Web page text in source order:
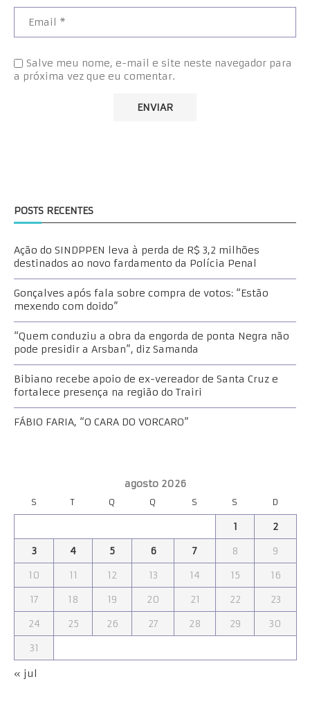
Salve meu nome, e-mail e site neste navegador para
a próxima vez que eu comentar.
POSTS RECENTES
Ação do SINDPPEN leva à perda de R$ 3,2 milhões
destinados ao novo fardamento da Polícia Penal
Gonçalves após fala sobre compra de votos: “Estão
mexendo com doido”
“Quem conduziu a obra da engorda de ponta Negra não
pode presidir a Arsban”, diz Samanda
Bibiano recebe apoio de ex-vereador de Santa Cruz e
fortalece presença na região do Trairi
FÁBIO FARIA, “O CARA DO VORCARO”
agosto 2026
S T Q Q S S D
1
2
3
4 5 6 7 8
9
10
11 12 13 14 15
16
17
18 19 20 21 22
23
24
25 26 27 28 29
30
31
« jul